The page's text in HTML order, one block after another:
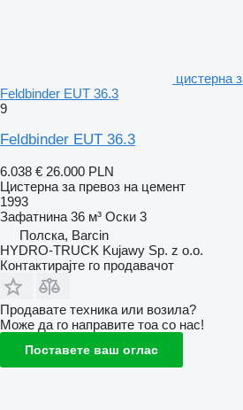
цистерна
Feldbinder EUT 36.3
9
Feldbinder EUT 36.3
6.038 € 26.000 PLN
Цистерна за превоз на цемент
1993
Зафатнина 36 м³ Оски 3
Полска, Barcin
HYDRO-TRUCK Kujawy Sp. z o.o.
Контактирајте го продавачот
Продавате техника или возила?
Може да го направите тоа со нас!
Поставете ваш оглас